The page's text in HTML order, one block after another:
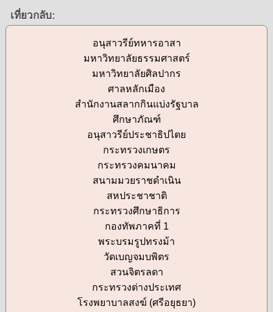
เที่ยวกลับ:
อนุสาวรีย์ทหารอาสา
มหาวิทยาลัยธรรมศาสตร์
มหาวิทยาลัยศิลปากร
ศาลหลักเมือง
สำนักงานสลากกินแบ่งรัฐบาล
ศึกษาภัณฑ์
อนุสาวรีย์ประชาธิปไตย
กระทรวงเกษตร
กระทรวงคมนาคม
สนามมวยราชดำเนิน
สหประชาชาติ
กระทรวงศึกษาธิการ
กองทัพภาคที่ 1
พระบรมรูปทรงม้า
วัดเบญจมบพิตร
สวนจิตรลดา
กระทรวงต่างประเทศ
โรงพยาบาลสงฆ์ (ศรีอยุธยา)